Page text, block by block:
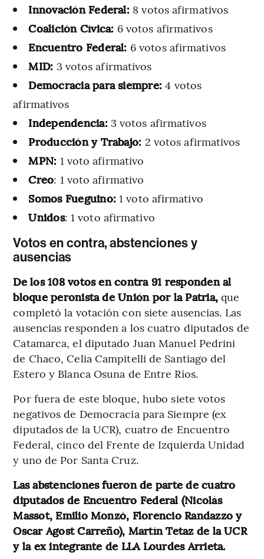
Innovación Federal: 8 votos afirmativos
Coalición Cívica: 6 votos afirmativos
Encuentro Federal: 6 votos afirmativos
MID: 3 votos afirmativos
Democracia para siempre:4 votos
afirmativos
Independencia: 3 votos afirmativos
Producción y Trabajo: 2 votos afirmativos
MPN: 1 voto afirmativo
Creo: 1 voto afirmativo
Somos Fueguino: 1 voto afirmativo
Unidos: 1 voto afirmativo
Votos en contra, abstenciones y
ausencias
De los 108 votos en contra 91 responden al
bloque peronista de Unión por la Patria, que
completó la votación con siete ausencias. Las
ausencias responden a los cuatro diputados de
Catamarca, el diputado Juan Manuel Pedrini
de Chaco, Celia Campitelli de Santiago del
Estero y Blanca Osuna de Entre Ríos.
Por fuera de este bloque, hubo siete votos
negativos de Democracia para Siempre (ex
diputados de la UCR), cuatro de Encuentro
Federal, cinco del Frente de Izquierda Unidad
y uno de Por Santa Cruz.
Las abstenciones fueron de parte de cuatro
diputados de Encuentro Federal (Nicolás
Massot, Emilio Monzó, Florencio Randazzo y
Oscar Agost Carreño), Martín Tetaz de la UCR
y la ex integrante de LLA Lourdes Arrieta.